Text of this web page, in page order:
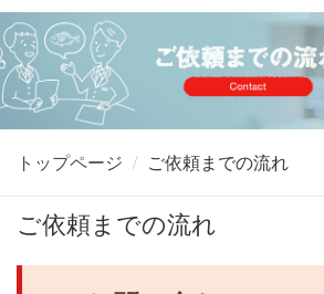
トップページ ご依頼までの流れ
ご依頼までの流れ